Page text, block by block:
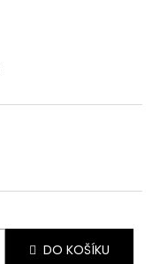
DO KOŠÍKU